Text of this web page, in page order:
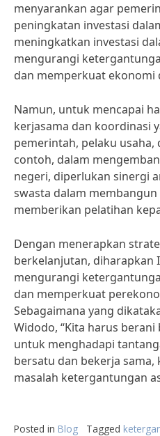
menyarankan agar
peningkatan investasi
meningkatkan investasi
mengurangi
dan memperkuat ekonomi
Namun, untuk mencapai
kerjasama dan koordinasi
pemerintah, pelaku usaha,
contoh, dalam
negeri, diperlukan sinergi
swasta dalam
memberikan pelatihan
Dengan menerapkan
berkelanjutan, diharapkan
mengurangi
dan memperkuat
Sebagaimana yang
Widodo, “Kita harus
untuk menghadapi
bersatu dan bekerja
masalah ketergantungan
Posted in Blog Tagged